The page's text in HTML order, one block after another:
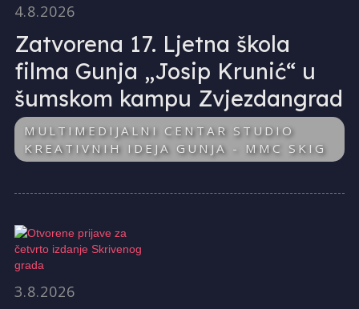
4.8.2026
Zatvorena 17. Ljetna škola
filma Gunja „Josip Krunić“ u
šumskom kampu Zvjezdangrad
MULTIMEDIJALNI CENTAR STUDIO
KREATIVNIH IDEJA GUNJA - MMC SKIG
3.8.2026